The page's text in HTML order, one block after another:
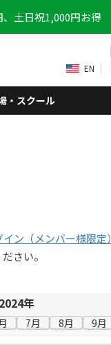
土日祝1,000円お得
EN
・スクール
ン（メンバー様限定）
さい。
2024年
7月 8月 9月